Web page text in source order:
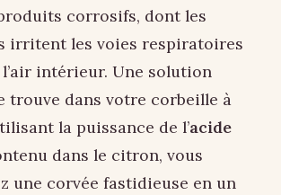
corrosifs, dont les
irritent les voies respiratoires
intérieur. Une solution
trouve dans votre corbeille à
la puissance de l’acide
dans le citron, vous
une corvée fastidieuse en un